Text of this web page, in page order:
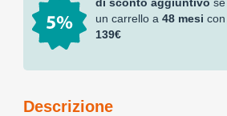
un carrello a 48 mesi
139€
Descrizione